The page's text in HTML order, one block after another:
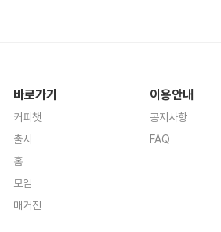
바로가기
커피챗
출시
홈
모임
매거진
이용안내
공지사항
FAQ